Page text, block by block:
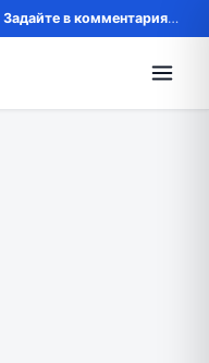
Задайте в комментариях — ответим!